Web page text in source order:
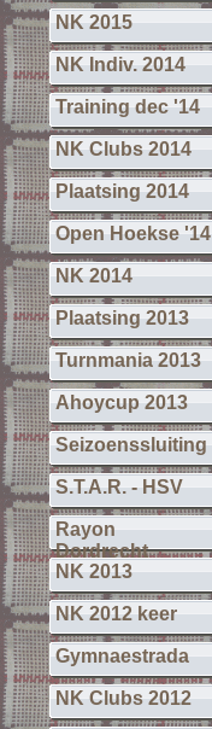
NK 2015
NK Indiv. 2014
Training dec '14
NK Clubs 2014
Plaatsing 2014
Open Hoekse '14
NK 2014
Plaatsing 2013
Turnmania 2013
Ahoycup 2013
Seizoenssluiting
S.T.A.R. - HSV
Rayon
Dordrecht
NK 2013
NK 2012 keer
Gymnaestrada
NK Clubs 2012